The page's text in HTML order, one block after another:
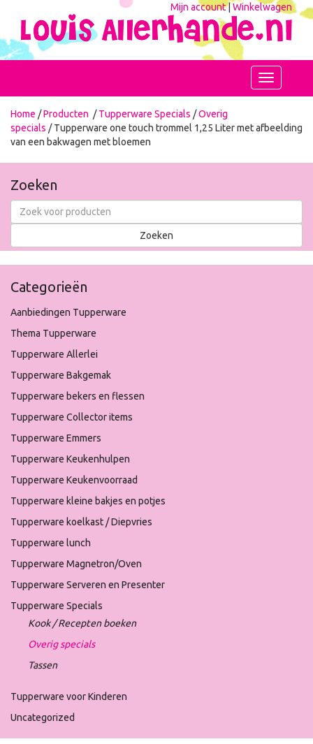
Mijn account|Winkelwagen
Toggle
navigation
Home /Producten /Tupperware Specials /Overig
specials / Tupperware one touch trommel 1,25 Liter met afbeelding
van een bakwagen met bloemen
Zoeken
Categorieën
Aanbiedingen Tupperware
Thema Tupperware
Tupperware Allerlei
Tupperware Bakgemak
Tupperware bekers en flessen
Tupperware Collector items
Tupperware Emmers
Tupperware Keukenhulpen
Tupperware Keukenvoorraad
Tupperware kleine bakjes en potjes
Tupperware koelkast / Diepvries
Tupperware lunch
Tupperware Magnetron/Oven
Tupperware Serveren en Presenter
Tupperware Specials
Kook / Recepten boeken
Overig specials
Tassen
Tupperware voor Kinderen
Uncategorized